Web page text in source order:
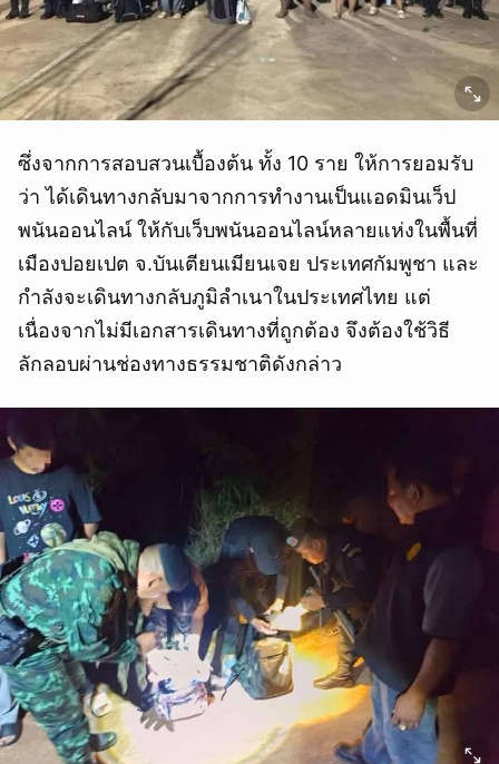
ซึ่งจากการสอบสวนเบื้องต้น ทั้ง 10 ราย ให้การยอมรับ
ว่า ได้เดินทางกลับมาจากการทำงานเป็นแอดมินเว็ป
พนันออนไลน์ ให้กับเว็บพนันออนไลน์หลายแห่งในพื้นที่
เมืองปอยเปต จ.บันเตียนเมียนเจย ประเทศกัมพูชา และ
กำลังจะเดินทางกลับภูมิลำเนาในประเทศไทย แต่
เนื่องจากไม่มีเอกสารเดินทางที่ถูกต้อง จึงต้องใช้วิธี
ลักลอบผ่านช่องทางธรรมชาติดังกล่าว